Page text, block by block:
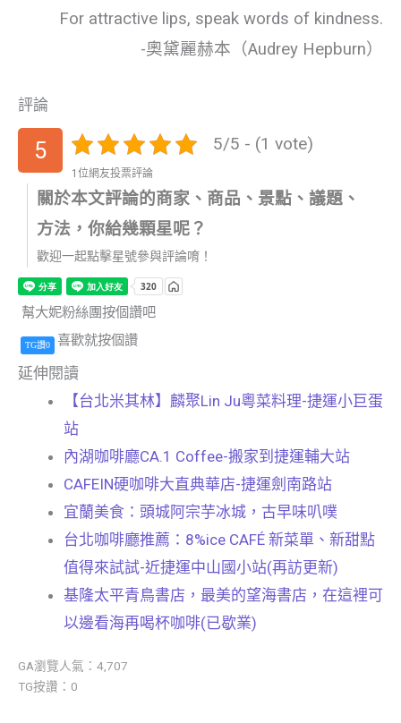
For attractive lips, speak words of kindness.
-奧黛麗赫本（Audrey Hepburn）
評論
5 5/5 - (1 vote)
1位網友投票評論
關於本文評論的商家、商品、景點、議題、
方法，你給幾顆星呢？
歡迎一起點擊星號參與評論唷！
幫大妮粉絲團按個讚吧
TG讚0 喜歡就按個讚
延伸閱讀
【台北米其林】麟聚Lin Ju粵菜料理-捷運小巨蛋
站
內湖咖啡廳CA.1 Coffee-搬家到捷運輔大站
CAFEIN硬咖啡大直典華店-捷運劍南路站
宜蘭美食：頭城阿宗芋冰城，古早味叭噗
台北咖啡廳推薦：8%ice CAFÉ 新菜單、新甜點
值得來試試-近捷運中山國小站(再訪更新)
基隆太平青鳥書店，最美的望海書店，在這裡可
以邊看海再喝杯咖啡(已歇業)
GA瀏覽人氣：4,707
TG按讚：0